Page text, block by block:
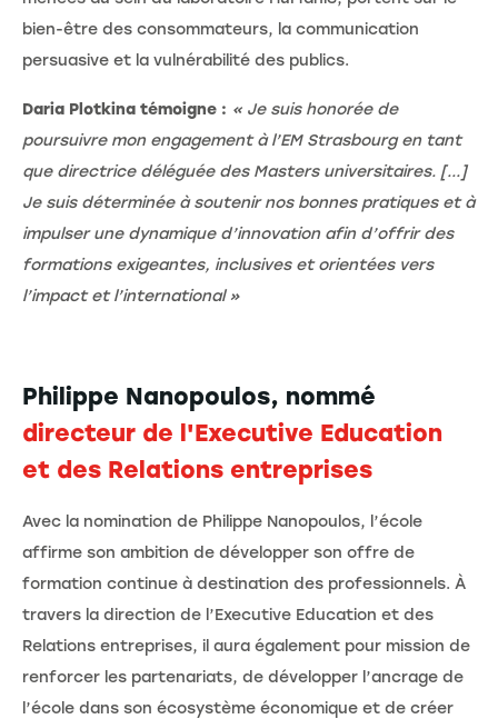
bien-être des consommateurs, la communication
persuasive et la vulnérabilité des publics.
Daria Plotkina témoigne : « Je suis honorée de
poursuivre mon engagement à l’EM Strasbourg en tant
que directrice déléguée des Masters universitaires. [...]
Je suis déterminée à soutenir nos bonnes pratiques et à
impulser une dynamique d’innovation afin d’offrir des
formations exigeantes, inclusives et orientées vers
l’impact et l’international »
Philippe Nanopoulos, nommé
directeur de l'Executive Education
et des Relations entreprises
Avec la nomination de Philippe Nanopoulos, l’école
affirme son ambition de développer son offre de
formation continue à destination des professionnels. À
travers la direction de l’Executive Education et des
Relations entreprises, il aura également pour mission de
renforcer les partenariats, de développer l’ancrage de
l’école dans son écosystème économique et de créer